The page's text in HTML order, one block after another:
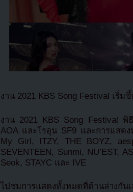
งาน 2021 KBS Song Festival เริ่
งาน 2021 KBS Song Festival พิ
AOA และโรอุน SF9 และการแสด
My Girl, ITZY, THE BOYZ,
SEVENTEEN, Sunmi, NU’EST,
Seok, STAYC และ IVE
ไปชมการแสดงทั้งหมดที่ด้านล่างกันเ